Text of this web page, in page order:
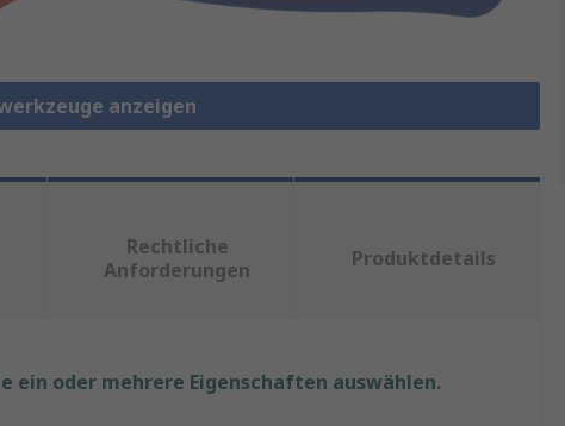
anzeigen
Rechtliche
Anforderungen
Produktdetails
ein oder mehrere Eigenschaften auswählen.